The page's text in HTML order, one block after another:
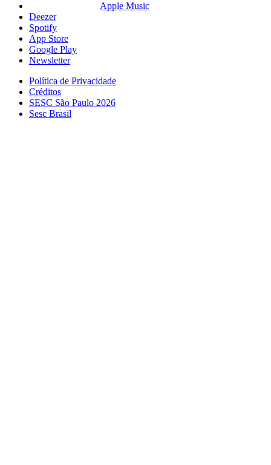
Apple Music
Deezer
Spotify
App Store
Google Play
Newsletter
Política de Privacidade
Créditos
SESC São Paulo 2026
Sesc Brasil